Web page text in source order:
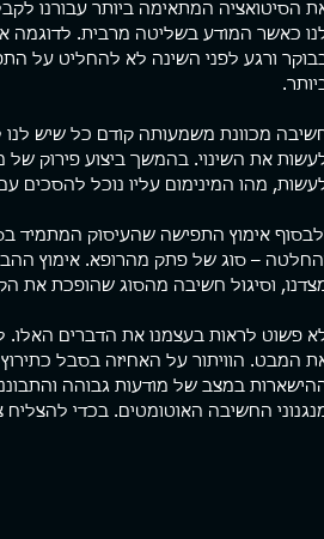
הסיטואציה המתאימה ביותר עבורנו
כאשר המודע בשליטה מרבית. לדוגמה
ורגע לפני השינה לא להחליט על
מכוונת משמעותה קודם כל שיש לנו
את השינוי. בהמשך ביצוע פירוק
מהו המינימום עליו נוכל להסכים
אימוץ התפישה שהעיסוק המתמיד
– סוג של פתק מהרופא. אימוץ
וסיגול חשיבה מהסוג שהופכת את
פשוט לראות בעצמנו את הדברים האלו.
המבט. הוויתור על האחיזה בסבל
במצב של מודעות גבוהה
החשיבה האוטומטים. בכדי